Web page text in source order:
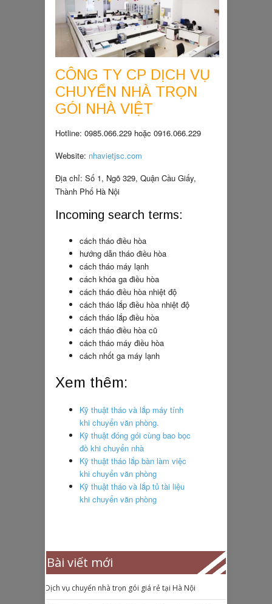
CÔNG TY CP DỊCH VỤ
CHUYỂN NHÀ TRỌN
GÓI NHÀ VIỆT
Hotline: 0985.066.229 hoặc 0916.066.229
Website: nhavietjsc.com
Địa chỉ: Số 1, Ngõ 329, Quận Cầu Giấy,
Thành Phố Hà Nội
Incoming search terms:
cách tháo điều hòa
hướng dẫn tháo điều hòa
cách tháo máy lạnh
cách khóa ga điều hòa
cách tháo điều hòa nhiệt độ
cách tháo lắp điều hòa nhiệt độ
cách tháo lắp điều hòa
cách tháo điều hòa cũ
cách tháo máy điều hòa
cách nhốt ga máy lạnh
Xem thêm:
Kỹ thuật tháo và lắp máy tính
khi chuyển văn phòng.
Kỹ thuật đóng gói cùng bao bọc
đồ khi chuyển nhà
Kỹ thuật tháo lắp bàn làm việc
khi chuyển văn phòng
Kỹ thuật tháo và lắp tủ tài liệu
khi chuyển văn phòng
Bài viết mới
Dịch vụ chuyển nhà trọn gói giá rẻ tại Hà Nội